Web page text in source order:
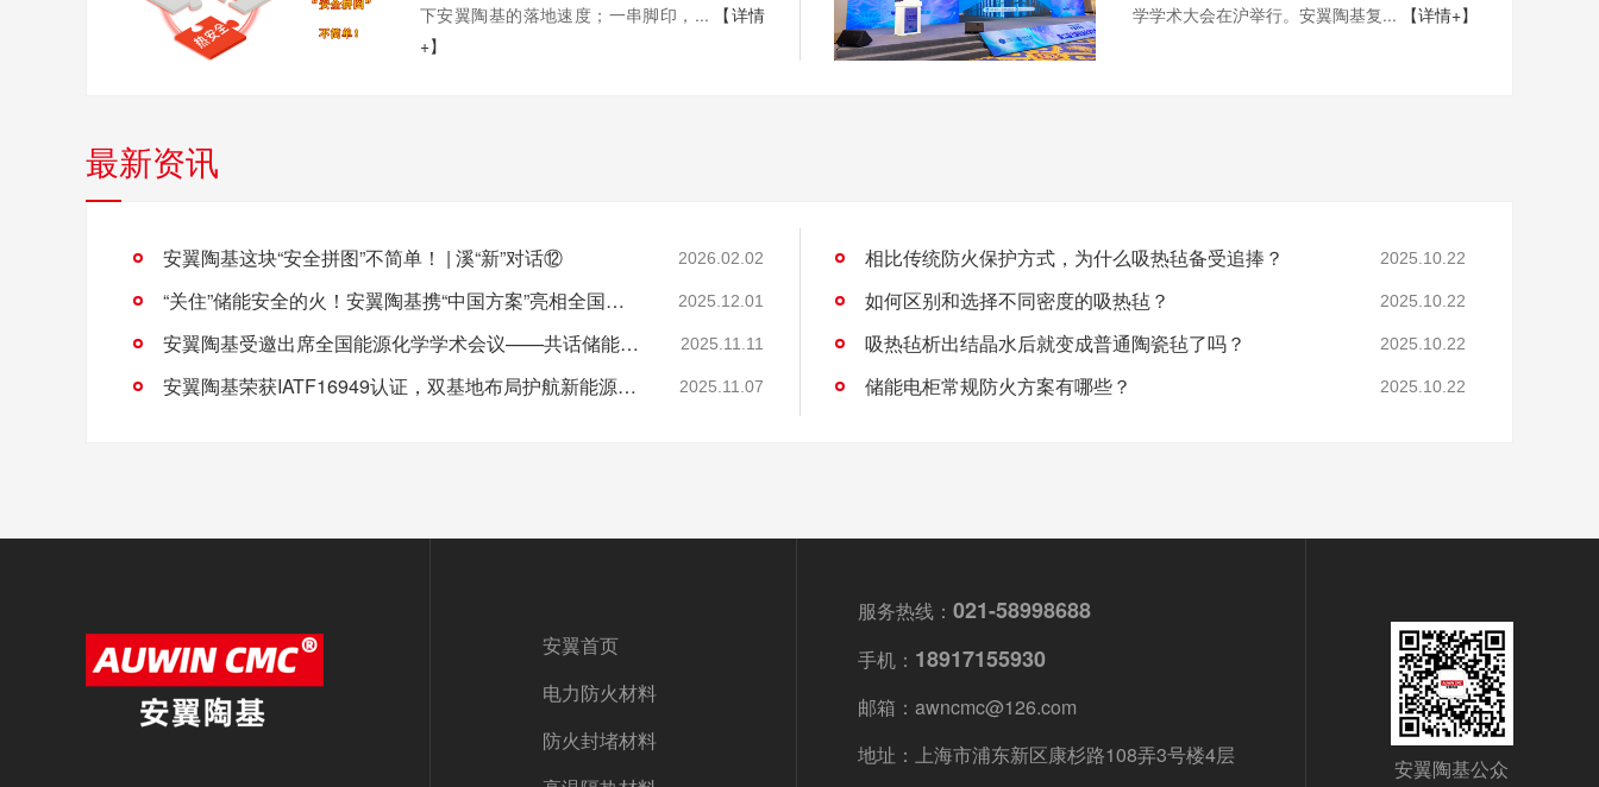
下安翼陶基的落地速度；一串脚印，...
【详情
+】
学学术大会在沪举行。安翼陶基复...
【详情+】
最新资讯
安翼陶基这块“安全拼图”不简单！ | 溪“新”对话⑫ 2026.02.02
“关住”储能安全的火！安翼陶基携“中国方案”亮相全国能源化学大会 2025.12.01
安翼陶基受邀出席全国能源化学学术会议——共话储能安全新方案 2025.11.11
安翼陶基荣获IATF16949认证，双基地布局护航新能源汽车安全 2025.11.07
相比传统防火保护方式，为什么吸热毡备受追捧？ 2025.10.22
如何区别和选择不同密度的吸热毡？ 2025.10.22
吸热毡析出结晶水后就变成普通陶瓷毡了吗？ 2025.10.22
储能电柜常规防火方案有哪些？ 2025.10.22
安翼首页
电力防火材料
防火封堵材料
服务热线： 021-58998688
手机： 18917155930
邮箱：awncmc@126.com
地址：上海市浦东新区康杉路108弄3号楼4层
安翼陶基公众